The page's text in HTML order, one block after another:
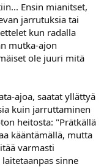
Ensin mianitset,
jarrutuksia tai
kun radalla
mutka-ajon
ole juuri mitä
ajoa, saatat yllättyä
kuin jarruttaminen
heitosta: "Prätkällä
kääntämällä, mutta
varmasti
sinne